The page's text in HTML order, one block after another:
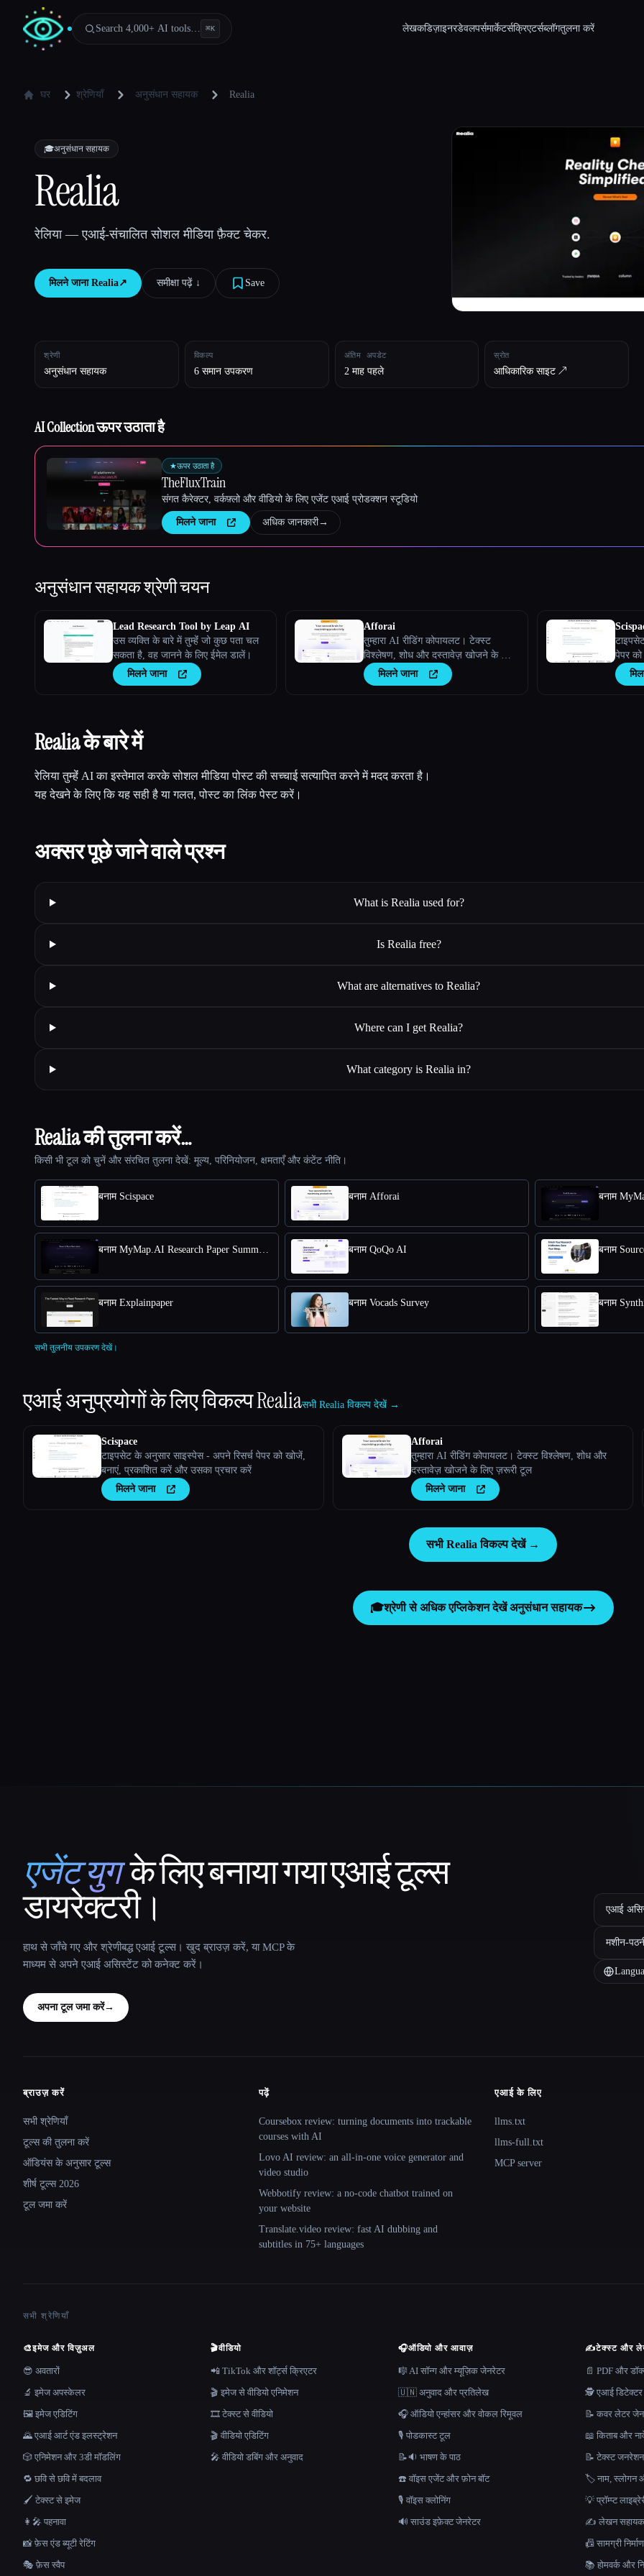
Search 4,000+ AI tools… ⌘K लेखकडिज़ाइनरडेवलपर्समार्केटर्सक्रिएटर्सब्लॉगतुलना करें
घर श्रेणियाँ अनुसंधान सहायक Realia
🎓अनुसंधान सहायक
Realia
रेलिया — एआई-संचालित सोशल मीडिया फ़ैक्ट चेकर.
मिलने जाना Realia↗︎ समीक्षा पढ़ें ↓︎ Save
श्रेणी
अनुसंधान सहायक
विकल्प
6 समान उपकरण
अंतिम अपडेट
2 माह पहले
स्रोत
आधिकारिक साइट ↗︎
AI Collection ऊपर उठाता है
★ऊपर उठाता है
TheFluxTrain
संगत कैरेक्टर, वर्कफ़्लो और वीडियो के लिए एजेंट एआई प्रोडक्शन स्टूडियो
मिलने जाना अधिक जानकारी→
अनुसंधान सहायकश्रेणी चयन
Lead Research Tool by Leap AI
उस व्यक्ति के बारे में तुम्हेंं जो कुछ पता चल
सकता है, वह जानने के लिए ईमेल डालें।
मिलने जाना
Afforai
तुम्हारा AI रीडिंग कोपायलट। टेक्स्ट
विश्लेषण, शोध और दस्तावेज़ खोजने के लिए
ज़रूरी टूल
मिलने जाना
पेपर
उसका
Realia के बारे में
रेलिया तुम्हेंं AI का इस्तेमाल करके सोशल मीडिया पोस्ट की सच्चाई सत्यापित करने में मदद करता है।
यह देखने के लिए कि यह सही है या गलत, पोस्ट का लिंक पेस्ट करें।
अक्सर पूछे जाने वाले प्रश्न
What is Realia used for?
Is Realia free?
What are alternatives to Realia?
Where can I get Realia?
What category is Realia in?
Realia की तुलना करें…
किसी भी टूल को चुनें और संरचित तुलना देखें: मूल्य, परिनियोजन, क्षमताएँ और कंटेंट नीति।
बनाम Scispace बनाम Afforai बनाम
बनाम QoQo AI बनाम
बनाम Explainpaper बनाम Vocads Survey बनाम
सभी तुलनीय उपकरण देखें।
एआई अनुप्रयोगों के लिए विकल्पRealiaसभी Realia विकल्प देखें →
Scispace
टाइपसेट के अनुसार साइस्पेस - अपने रिसर्च पेपर को खोजें,
बनाएं, प्रकाशित करें और उसका प्रचार करें
मिलने जाना
Afforai
तुम्हारा AI रीडिंग कोपायलट। टेक्स्ट विश्लेषण, शोध और
दस्तावेज़ खोजने के लिए ज़रूरी टूल
मिलने जाना
सभी Realia विकल्प देखें →
🎓श्रेणी से अधिक एप्लिकेशन देखेंअनुसंधान सहायक
That AI Collection
एजेंट युग के लिए बनाया गया एआई टूल्स
डायरेक्टरी।
हाथ से जाँचे गए और श्रेणीबद्ध एआई टूल्स। खुद ब्राउज़ करें, या MCP के
माध्यम से अपने एआई असिस्टेंट को कनेक्ट करें।
अपना टूल जमा करें→
एआई
मशीन-
Site navigation
ब्राउज़ करें
सभी श्रेणियाँ
टूल्स की तुलना करें
ऑडियंस के अनुसार टूल्स
शीर्ष टूल्स 2026
टूल जमा करें
पढ़ें
Coursebox review: turning documents into trackable
courses with AI
Lovo AI review: an all-in-one voice generator and
video studio
Webbotify review: a no-code chatbot trained on
your website
Translate.video review: fast AI dubbing and
subtitles in 75+ languages
एआई के लिए
llms.txt
llms-full.txt
MCP server
सभी श्रेणियाँ
🎨इमेज और विज़ुअल
😎 अवतारों
🔬 इमेज अपस्केलर
🖼️ इमेज एडिटिंग
🌄 एआई आर्ट एंड इलस्ट्रेशन
🎲 एनिमेशन और 3डी मॉडलिंग
🔁 छवि से छवि में बदलाव
🖌️ टेक्स्ट से इमेज
👩‍🎤 पहनावा
📸 फ़ेस एंड ब्यूटी रेटिंग
🎭 फ़ेस स्वैप
🎬वीडियो
📲 TikTok और शॉर्ट्स क्रिएटर
🎬 इमेज से वीडियो एनिमेशन
🎞️ टेक्स्ट से वीडियो
🎬 वीडियो एडिटिंग
🎤 वीडियो डबिंग और अनुवाद
🎧ऑडियो और आवाज़
🎼 AI सॉन्ग और म्यूज़िक जेनरेटर
🇺🇳 अनुवाद और प्रतिलेख
🎧 ऑडियो एन्हांसर और वोकल रिमूवल
🎙️ पोडकास्ट टूल
📝🔉 भाषण के पाठ
☎️ वॉइस एजेंट और फ़ोन बॉट
🎙️ वॉइस क्लोनिंग
🔊 साउंड इफ़ेक्ट जेनरेटर
✍️टेक्स्ट और
📄 PDF और
🕵️ एआई डिटेक्टर
📝 कवर लेटर
📖 किताब और
📝 टेक्स्ट जनरेशन
🏷️ नाम, स्लोगन
💡 प्रॉम्प्ट
✍️ लेखन सहायक
📠 सामग्री
📚 होमवर्क और